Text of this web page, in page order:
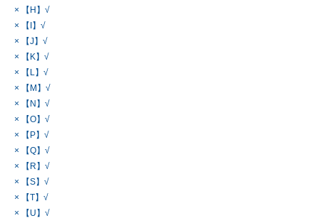
× 【H】√
× 【I】√
× 【J】√
× 【K】√
× 【L】√
× 【M】√
× 【N】√
× 【O】√
× 【P】√
× 【Q】√
× 【R】√
× 【S】√
× 【T】√
× 【U】√